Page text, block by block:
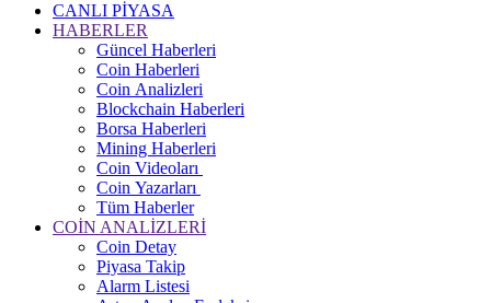
CANLI PİYASA
HABERLER
Güncel Haberleri
Coin Haberleri
Coin Analizleri
Blockchain Haberleri
Borsa Haberleri
Mining Haberleri
Coin Videoları
Coin Yazarları
Tüm Haberler
COİN ANALİZLERİ
Coin Detay
Piyasa Takip
Alarm Listesi